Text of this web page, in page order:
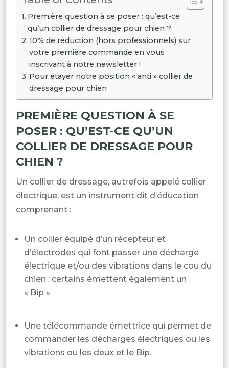
Première question à se poser : qu’est-ce
qu’un collier de dressage pour chien ?
10% de réduction (hors professionnels) sur
votre première commande en vous
inscrivant à notre newsletter !
Pour étayer notre position « anti » collier de
dressage pour chien
PREMIÈRE QUESTION À SE
POSER : QU’EST-CE QU’UN
COLLIER DE DRESSAGE POUR
CHIEN ?
Un collier de dressage, autrefois appelé collier
électrique, est un instrument dit d’éducation
comprenant :
Un collier équipé d’un récepteur et
d’électrodes qui font passer une décharge
électrique et/ou des vibrations dans le cou du
chien ; certains émettent également un
« Bip »
Une télécommande émettrice qui permet de
commander les décharges électriques ou les
vibrations ou les deux et le Bip.